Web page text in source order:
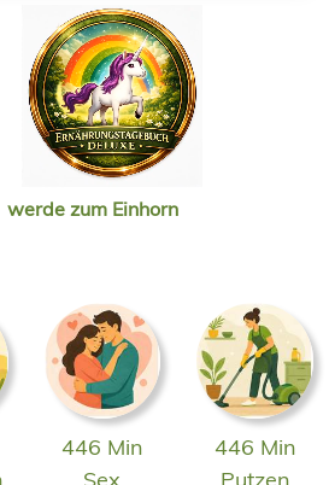
werde zum Einhorn
446 Min
446 Min